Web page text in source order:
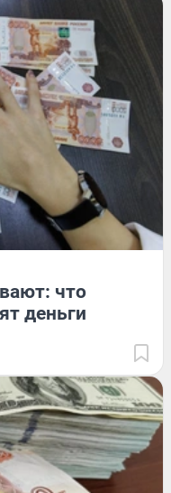
что
деньги